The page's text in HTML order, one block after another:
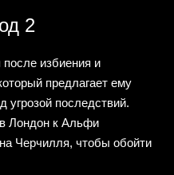
2
избиения и
предлагает ему
угрозой последствий.
Лондон к Альфи
Черчилля, чтобы обойти